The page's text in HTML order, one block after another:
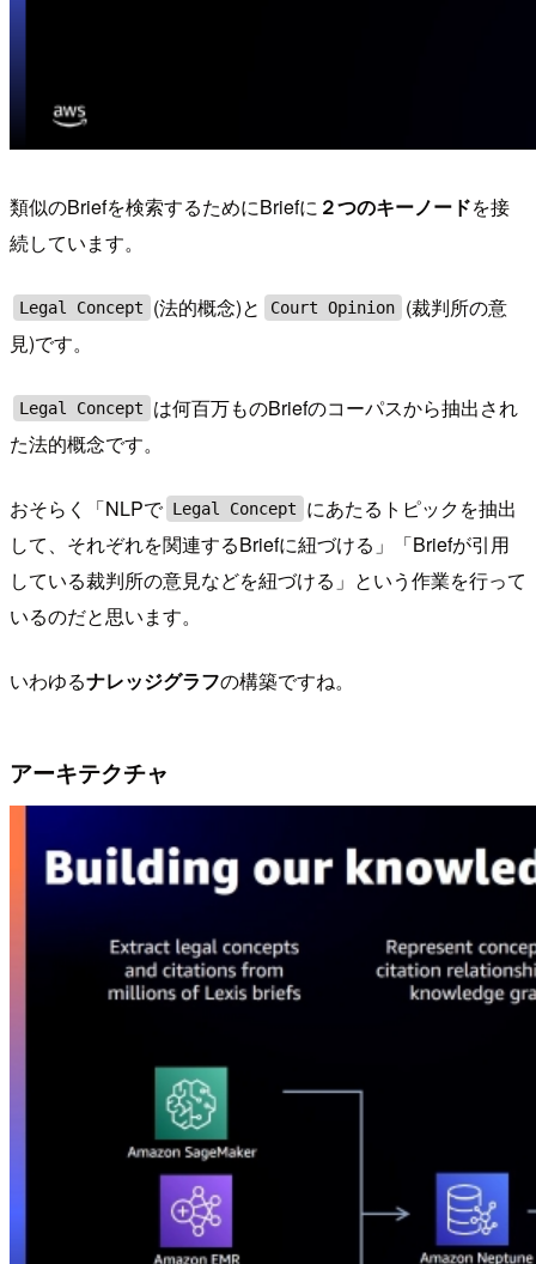
類似のBriefを検索するためにBriefに ２つのキーノードを接
続しています。
Legal Concept (法的概念)と Court Opinion
(裁判所の意
見)です。
Legal Concept
は何百万ものBriefのコーパスから抽出され
た法的概念です。
おそらく「NLPで Legal Concept
にあたるトピックを抽出
して、それぞれを関連するBriefに紐づける」「Briefが引用
している裁判所の意見などを紐づける」という作業を行って
いるのだと思います。
いわゆるナレッジグラフの構築ですね。
アーキテクチャ